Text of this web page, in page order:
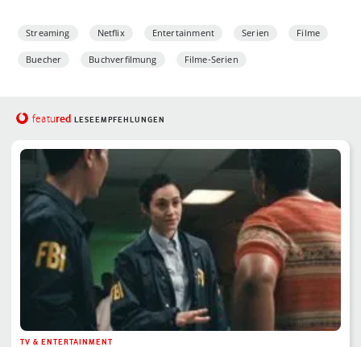
Streaming Netflix Entertainment Serien Filme
Buecher Buchverfilmung Filme-Serien
featured LESEEMPFEHLUNGEN
TV & ENTERTAINMENT